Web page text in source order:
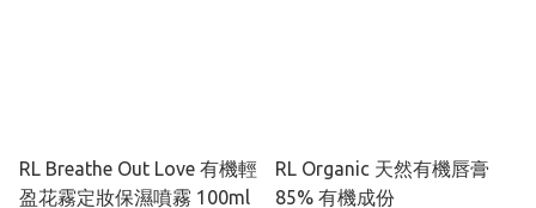
RL Breathe Out Love 有機輕
盈花霧定妝保濕噴霧 100ml
RL Organic 天然有機唇膏
85% 有機成份